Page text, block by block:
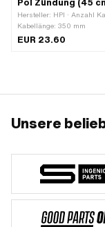
Pol Zündung (45
Hersteller: HPI · Anzahl
Kabellänge: 350 mm
EUR 23.60
Unsere